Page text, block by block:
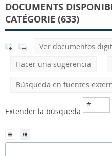
DOCUMENTS
CATÉGORIE (633)
Ver documentos
Hacer una sugerencia
Búsqueda en fuentes
Extender la búsqueda